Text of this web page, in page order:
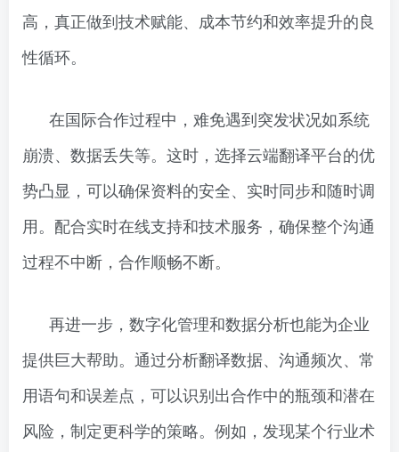
高，真正做到技术赋能、成本节约和效率提升的良
性循环。
在国际合作过程中，难免遇到突发状况如系统
崩溃、数据丢失等。这时，选择云端翻译平台的优
势凸显，可以确保资料的安全、实时同步和随时调
用。配合实时在线支持和技术服务，确保整个沟通
过程不中断，合作顺畅不断。
再进一步，数字化管理和数据分析也能为企业
提供巨大帮助。通过分析翻译数据、沟通频次、常
用语句和误差点，可以识别出合作中的瓶颈和潜在
风险，制定更科学的策略。例如，发现某个行业术